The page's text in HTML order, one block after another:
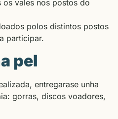
vales nos postos do
polos distintos postos
participar.
pel
entregarase unha
gorras, discos voadores,